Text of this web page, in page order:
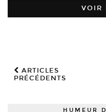
VOIR
ARTICLES
PRÉCÉDENTS
HUMEUR